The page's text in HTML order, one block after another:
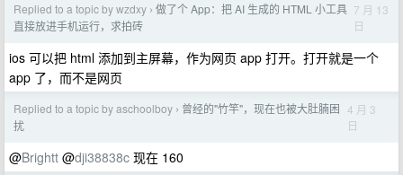
Replied to a topic by wzdxy › 做了个 App：把 AI 生成的 HTML 小工具
直接放进手机运行，求拍砖
7 月 13
日
ios 可以把 html 添加到主屏幕，作为网页 app 打开。打开就是一个
app 了，而不是网页
Replied to a topic by aschoolboy › 曾经的"竹竿"，现在也被大肚腩困
扰
4 月 3
日
@Brightt @dji38838c 现在 160